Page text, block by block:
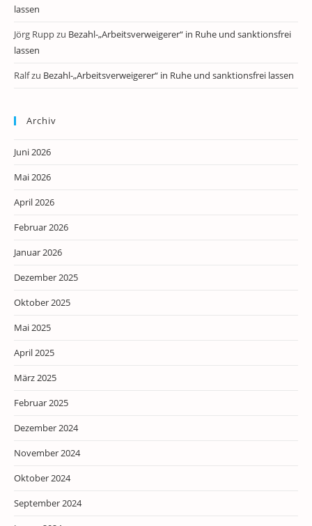
lassen
Jörg Ruppzu Bezahl-„Arbeitsverweigerer“ in Ruhe und sanktionsfrei
lassen
Ralfzu Bezahl-„Arbeitsverweigerer“ in Ruhe und sanktionsfrei lassen
Archiv
Juni 2026
Mai 2026
April 2026
Februar 2026
Januar 2026
Dezember 2025
Oktober 2025
Mai 2025
April 2025
März 2025
Februar 2025
Dezember 2024
November 2024
Oktober 2024
September 2024